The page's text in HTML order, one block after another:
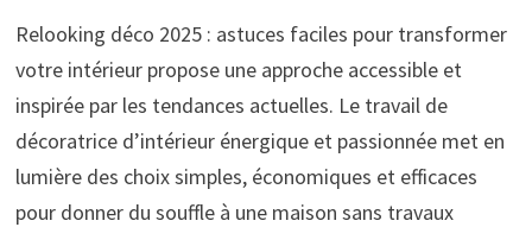
Relooking déco 2025 : astuces faciles pour transformer
votre intérieur propose une approche accessible et
inspirée par les tendances actuelles. Le travail de
décoratrice d’intérieur énergique et passionnée met en
lumière des choix simples, économiques et efficaces
pour donner du souffle à une maison sans travaux